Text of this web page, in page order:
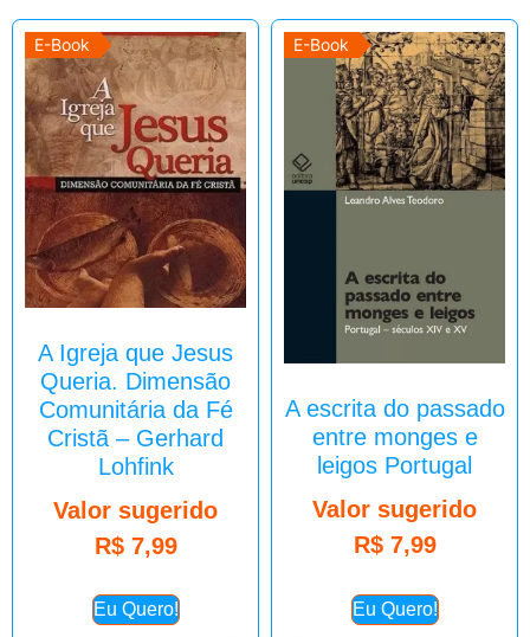
E-Book
A Igreja que Jesus
Queria. Dimensão
Comunitária da Fé
Cristã – Gerhard
Lohfink
Valor sugerido
R$7,99
Eu Quero!
E-Book
A escrita do passado
entre monges e
leigos Portugal
Valor sugerido
R$7,99
Eu Quero!